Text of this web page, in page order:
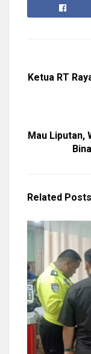
Ketua RT
Mau Liputan,
Related Posts